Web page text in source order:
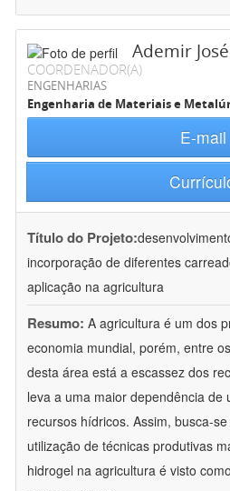
Ademir
COORDENADOR(A)
ENGENHARIAS
Engenharia de Materiais e
E-mail
Título do Projeto:
incorporação de diferentes
aplicação na agricultura
Resumo: A agricultura é um dos
economia mundial, porém, entre
desta área está a escassez dos
leva a uma maior dependência de
recursos hídricos. Assim, busca-
utilização de técnicas produtivas
hidrogel na agricultura é visto